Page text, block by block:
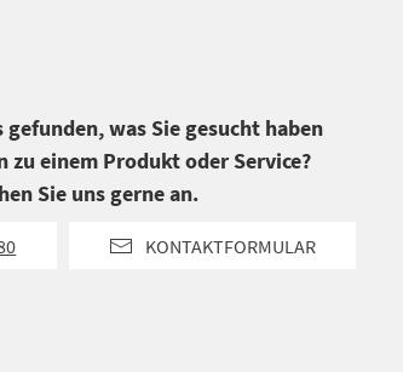
gefunden, was Sie gesucht haben
zu einem Produkt oder Service?
Sie uns gerne an.
KONTAKTFORMULAR